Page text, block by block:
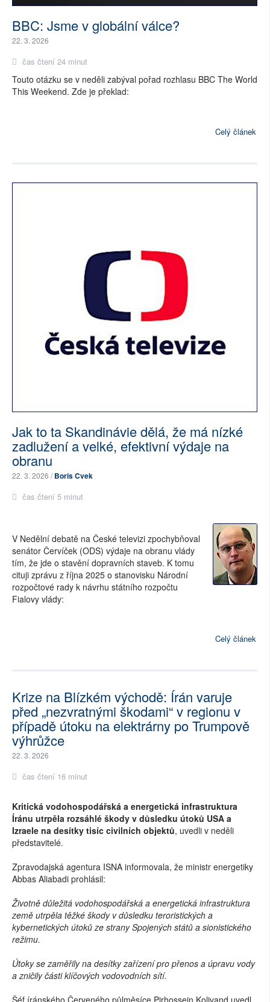
BBC: Jsme v globální válce?
22. 3. 2026
čas čtení 24 minut
Touto otázku se v neděli zabýval pořad rozhlasu BBC The World
This Weekend. Zde je překlad:
Celý článek
Jak to ta Skandinávie dělá, že má nízké
zadlužení a velké, efektivní výdaje na
obranu
22. 3. 2026 /Boris Cvek
čas čtení 5 minut
V Nedělní debatě na České televizi zpochybňoval
senátor Červíček (ODS) výdaje na obranu vlády
tím, že jde o stavění dopravních staveb. K tomu
cituji zprávu z října 2025 o stanovisku Národní
rozpočtové rady k návrhu státního rozpočtu
Fialovy vlády:
Celý článek
Krize na Blízkém východě: Írán varuje
před „nezvratnými škodami“ v regionu v
případě útoku na elektrárny po Trumpově
výhrůžce
22. 3. 2026
čas čtení 16 minut
Kritická vodohospodářská a energetická infrastruktura
Íránu utrpěla rozsáhlé škody v důsledku útoků USA a
Izraele na desítky tisíc civilních objektů, uvedli v neděli
představitelé.
Zpravodajská agentura ISNA informovala, že ministr energetiky
Abbas Aliabadi prohlásil:
Životně důležitá vodohospodářská a energetická infrastruktura
země utrpěla těžké škody v důsledku teroristických a
kybernetických útoků ze strany Spojených států a sionistického
režimu.
Útoky se zaměřily na desítky zařízení pro přenos a úpravu vody
a zničily části klíčových vodovodních sítí.
Šéf íránského Červeného půlměsíce Pirhossein Kolivand uvedl,